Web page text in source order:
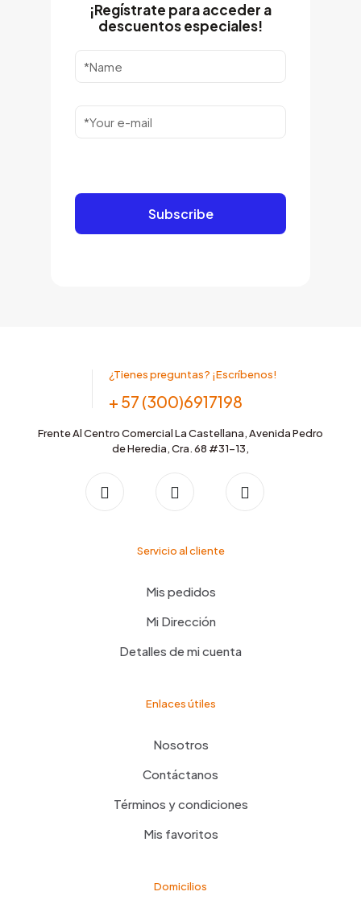
¡Regístrate para acceder a
descuentos especiales!
¿Tienes preguntas? ¡Escríbenos!
+ 57 (300)6917198
Frente Al Centro Comercial La Castellana, Avenida Pedro
de Heredia, Cra. 68 #31-13,
Servicio al cliente
Mis pedidos
Mi Dirección
Detalles de mi cuenta
Enlaces útiles
Nosotros
Contáctanos
Términos y condiciones
Mis favoritos
Domicilios